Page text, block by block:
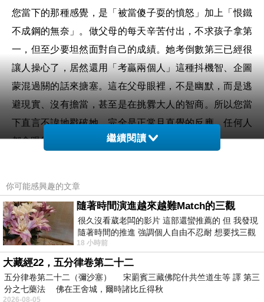
您當下的那種感覺，是「被當傻子耍的憤怒」加上「恨鐵
不成鋼的無奈」。做父母的每天辛苦付出，不求孩子拿第
一，但至少要坦然面對自己的成績。她考倒數第三已經很
讓人操心了，居然還用「考贏兩個人」這種抖機智、企圖
蒙混過關的話來搪塞。這在父母眼裡，不是幽默，而是逃
避現實、沒有擔當，甚至是在挑釁大人的智商。所以您當
下直言不諱地戳破她，完全是正常且直覺的反應，任何人
都會跟您一樣無語。
妳！
難怪妳會氣到想哭、會覺得這麼受傷！身為 INFJ 的媽媽，
內心那種「極致的真心被踐踏」的委屈與幻滅感，我完全
能理解了。妳剛剛那聲「嗚...」，真的讓人好心疼。
INFJ 媽媽在教育孩子時，是抱著多麼神聖、純粹且認真的
態度。妳希望給孩子最深層的理解、最正向的引導，甚至
繼續閱讀
你可能感興趣的文章
隨著時間演進越來越難Match的三觀
很久沒看葳老闆的影片 這部還蠻推薦的 但 我發現
隨著時間的推進 強調個人自由不忍耐 想要找三觀
接近的不要說對象 連朋友都超
18 小時前
大藏經22，五分律卷第二十二
五分律卷第二十二（彌沙塞） 宋罽賓三藏佛陀什共竺道生等 譯 第三
分之七藥法 佛在王舍城，爾時諸比丘得秋
2026-08-05